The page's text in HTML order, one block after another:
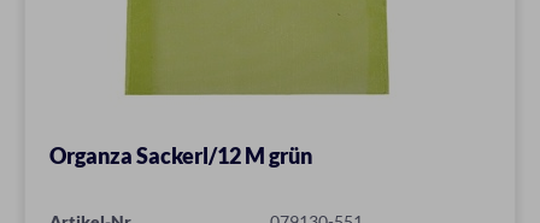
Organza Sackerl/12 M grün